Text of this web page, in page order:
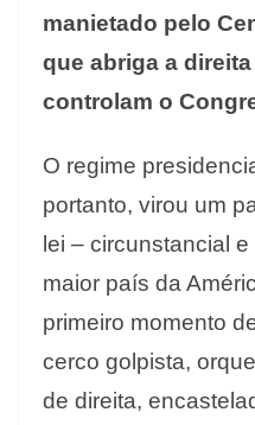
manietado pelo
que abriga a
controlam o
O regime
portanto, virou um
lei – circunstancial
maior país da
primeiro momento
cerco golpista,
de direita,